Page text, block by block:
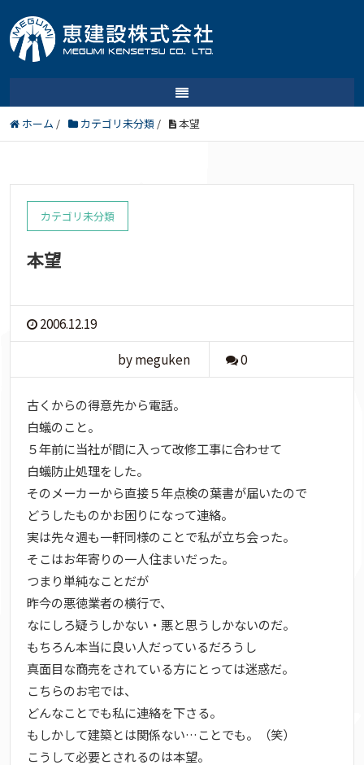
ホーム / カテゴリ未分類 / 本望
カテゴリ未分類
本望
2006.12.19
by meguken
0
古くからの得意先から電話。
白蟻のこと。
５年前に当社が間に入って改修工事に合わせて
白蟻防止処理をした。
そのメーカーから直接５年点検の葉書が届いたので
どうしたものかお困りになって連絡。
実は先々週も一軒同様のことで私が立ち会った。
そこはお年寄りの一人住まいだった。
つまり単純なことだが
昨今の悪徳業者の横行で、
なにしろ疑うしかない・悪と思うしかないのだ。
もちろん本当に良い人だっているだろうし
真面目な商売をされている方にとっては迷惑だ。
こちらのお宅では、
どんなことでも私に連絡を下さる。
もしかして建築とは関係ない…ことでも。（笑）
こうして必要とされるのは本望。